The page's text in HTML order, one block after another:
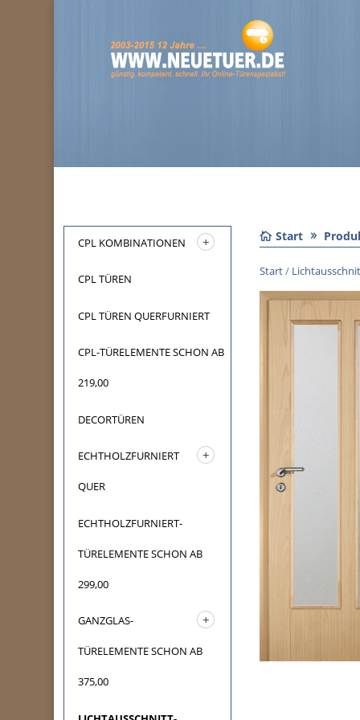
CPL KOMBINATIONEN
CPL TÜREN
CPL TÜREN QUERFURNIERT
CPL-TÜRELEMENTE SCHON AB
219,00
DECORTÜREN
ECHTHOLZFURNIERT
QUER
ECHTHOLZFURNIERT-
TÜRELEMENTE SCHON AB
299,00
GANZGLAS-
TÜRELEMENTE SCHON AB
375,00
Start
Start/